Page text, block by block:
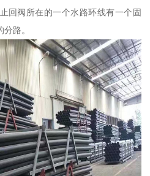
回阀所在的一个水路环线有一个固
路。